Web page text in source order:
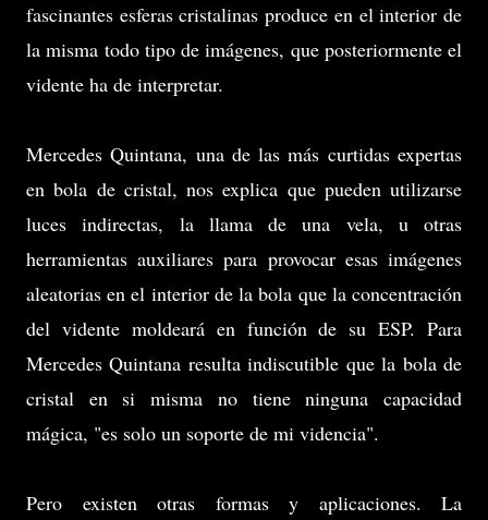
fascinantes esferas cristalinas produce en el interior de
la misma todo tipo de imágenes, que posteriormente el
vidente ha de interpretar.
Mercedes Quintana, una de las más curtidas expertas
en bola de cristal, nos explica que pueden utilizarse
luces indirectas, la llama de una vela, u otras
herramientas auxiliares para provocar esas imágenes
aleatorias en el interior de la bola que la concentración
del vidente moldeará en función de su ESP. Para
Mercedes Quintana resulta indiscutible que la bola de
cristal en si misma no tiene ninguna capacidad
mágica, "es solo un soporte de mi videncia".
Pero existen otras formas y aplicaciones. La